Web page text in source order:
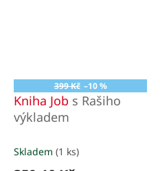
399 Kč –10 %
Kniha Job s Rašiho
výkladem
Skladem (1 ks)